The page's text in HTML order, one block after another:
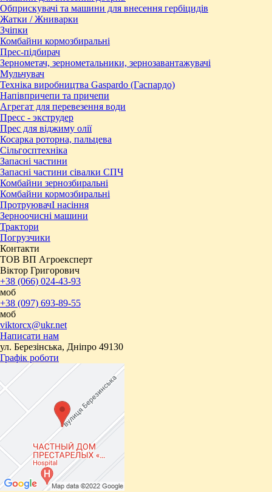
Обприскувачі та машини для внесення гербіцидів
Жатки / Жниварки
Зчіпки
Комбайни кормозбиральні
Прес-підбирач
Зернометач, зернометальники, зернозавантажувачі
Мульчувач
Техніка виробництва Gaspardo (Гаспардо)
Напівпричепи та причепи
Агрегат для перевезення води
Пресc - экструдер
Прес для віджиму олії
Косарка роторна, пальцева
Сільгосптехніка
Запасні частини
Запасні частини сівалки СПЧ
Комбайни зернозбиральні
Комбайни кормозбиральні
ПротруювачІ насіння
Зерноочисні машини
Трактори
Погрузчики
Контакти
ТОВ ВП Агроексперт
Віктор Григорович
+38 (066) 024-43-93
моб
+38 (097) 693-89-55
моб
viktorcx@ukr.net
Написати нам
ул. Березінська, Дніпро 49130
Графік роботи